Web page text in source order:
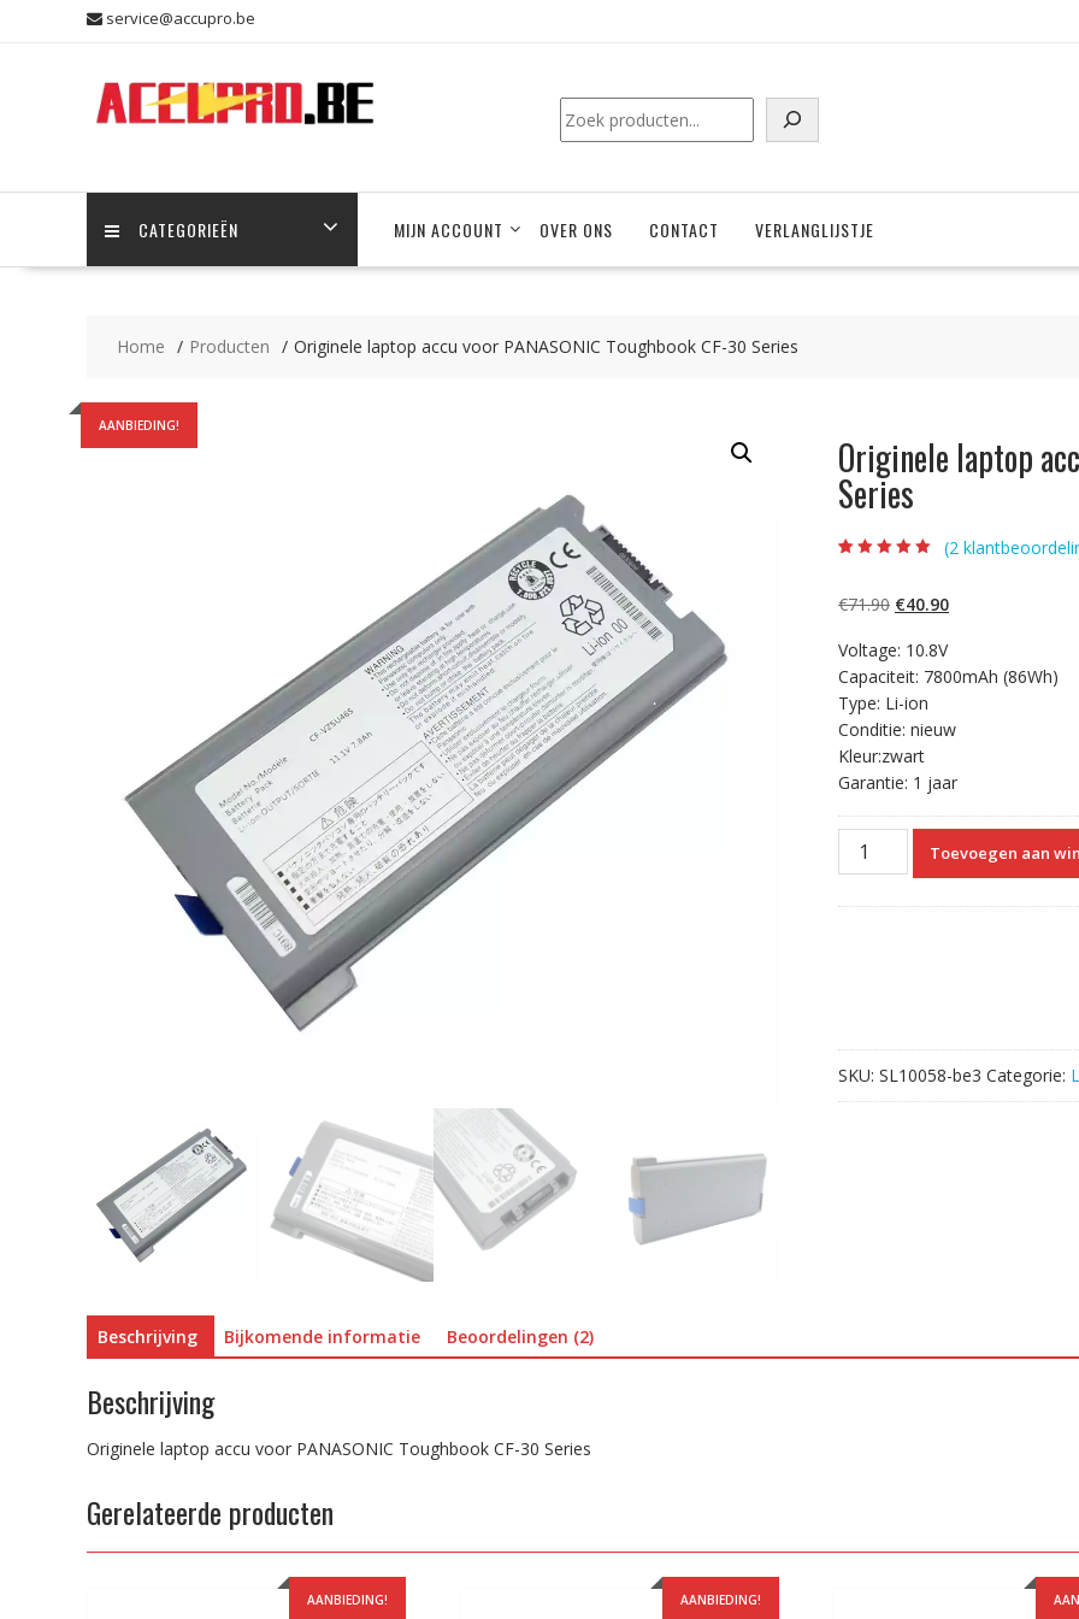
service@accupro.be
Zoeken
CATEGORIEËN MIJN ACCOUNT OVER ONS CONTACT VERLANGLIJSTJE
Home Producten Originele laptop accu voor PANASONIC Toughbook CF-30 Series
AANBIEDING!
Originele laptop
Series
gebaseerd op
klantbeoordelinge
(2
€71.90 Oorspronkelijke
was:
€71.90.
€40.90Huidige
€40.90.
Voltage: 10.8V
Capaciteit: 7800mAh (86Wh)
Type: Li-ion
Conditie: nieuw
Kleur:zwart
Garantie: 1 jaar
Originele
laptop
Series
aantal
Toevoegen aan
SKU: SL10058-be3 Categorie:
Beschrijving Bijkomende informatie Beoordelingen (2)
Beschrijving
Originele laptop accu voor PANASONIC Toughbook CF-30 Series
Gerelateerde producten
AANBIEDING! AANBIEDING!